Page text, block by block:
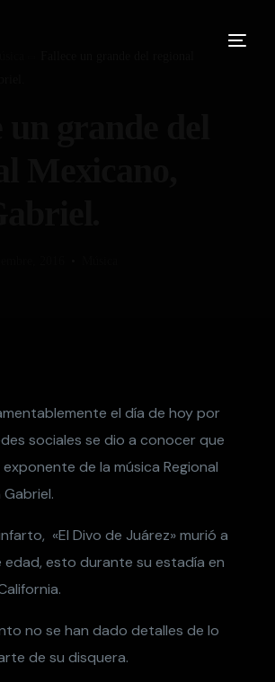
el día de hoy por
sociales se dio a conocer que
de la música Regional
«El Divo de Juárez» murió a
edad, esto durante su estadía en
no se han dado detalles de lo
de su disquera.